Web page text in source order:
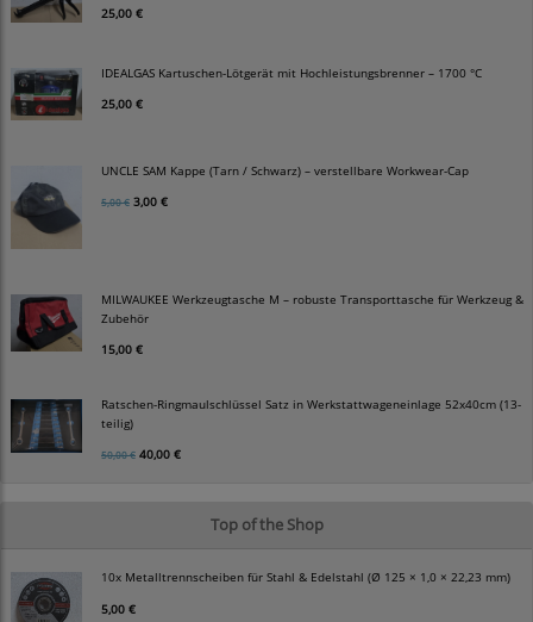
25,00 €
IDEALGAS Kartuschen-Lötgerät mit Hochleistungsbrenner – 1700 °C
25,00 €
UNCLE SAM Kappe (Tarn / Schwarz) – verstellbare Workwear-Cap
5,00 € 3,00 €
MILWAUKEE Werkzeugtasche M – robuste Transporttasche für Werkzeug &
Zubehör
15,00 €
Ratschen-Ringmaulschlüssel Satz in Werkstattwageneinlage 52x40cm (13-
teilig)
50,00 € 40,00 €
Top of the Shop
10x Metalltrennscheiben für Stahl & Edelstahl (Ø 125 × 1,0 × 22,23 mm)
5,00 €